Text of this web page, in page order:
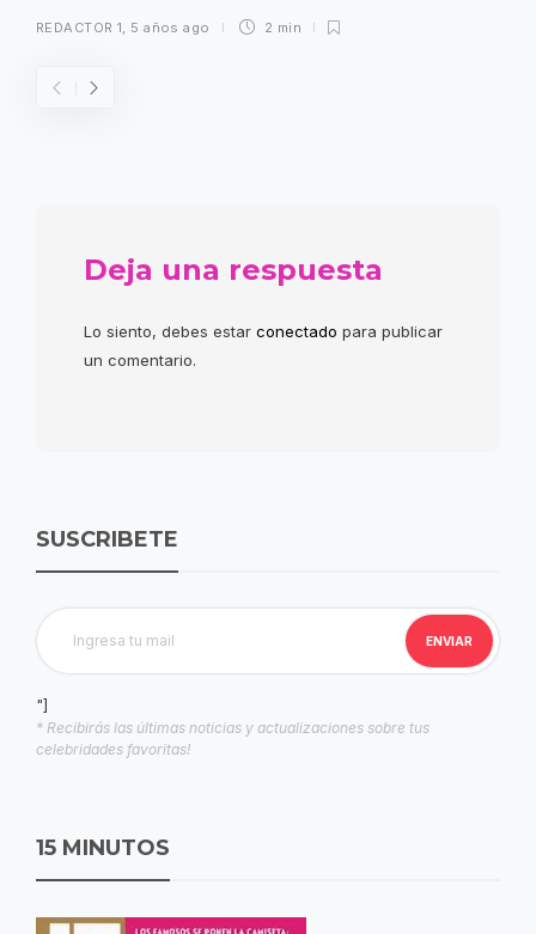
REDACTOR 1 5 años ago 2 min
Deja una respuesta
Lo siento, debes estar conectado para publicar
un comentario.
SUSCRIBETE
"]
* Recibirás las últimas noticias y actualizaciones sobre tus
celebridades favoritas!
15 MINUTOS